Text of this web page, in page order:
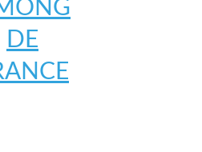
DE FRANCE